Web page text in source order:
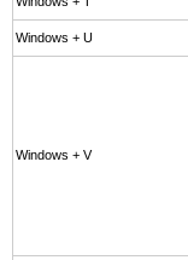
Windows + U
Windows + V